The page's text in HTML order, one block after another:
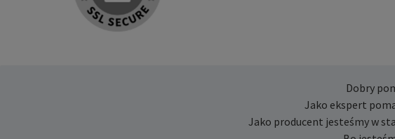
Dobry
Jako ekspert
Jako producent jesteśmy w